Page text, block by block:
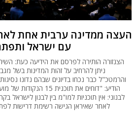
העצה ממדינה ערבית אחת
עם ישראל
הצנזורה הותירה לפרסם את הידיעה כעת:
ניתן להרחיב על זהות המדינות בשל
והרמטכ"ל כבר נכחו בדיונים שבהם נדונו
הודיע: "דוחים את
לאחר שאיראן הגישה רשימת דרישות